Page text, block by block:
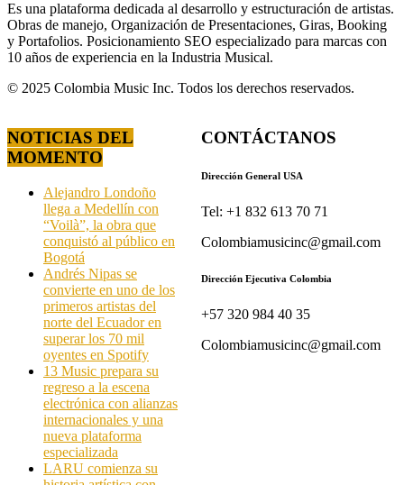
Es una plataforma dedicada al desarrollo y estructuración de artistas.
Obras de manejo, Organización de Presentaciones, Giras, Booking
y Portafolios. Posicionamiento SEO especializado para marcas con
10 años de experiencia en la Industria Musical.
© 2025 Colombia Music Inc. Todos los derechos reservados.
NOTICIAS DEL
MOMENTO
Alejandro Londoño
llega a Medellín con
“Voilà”, la obra que
conquistó al público en
Bogotá
Andrés Nipas se
convierte en uno de los
primeros artistas del
norte del Ecuador en
superar los 70 mil
oyentes en Spotify
13 Music prepara su
regreso a la escena
electrónica con alianzas
internacionales y una
nueva plataforma
especializada
LARU comienza su
CONTÁCTANOS
Dirección General USA
Tel: +1 832 613 70 71
Colombiamusicinc@gmail.com
Dirección Ejecutiva Colombia
+57 320 984 40 35
Colombiamusicinc@gmail.com